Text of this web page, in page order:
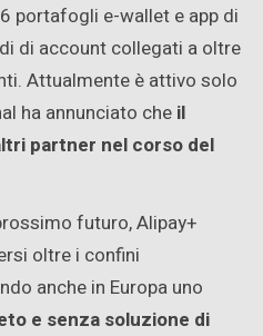
portafogli e-wallet e app di
di account collegati a oltre
Attualmente è attivo solo
ha annunciato che il
partner nel corso del
futuro, Alipay+
oltre i confini
anche in Europa uno
e senza soluzione di